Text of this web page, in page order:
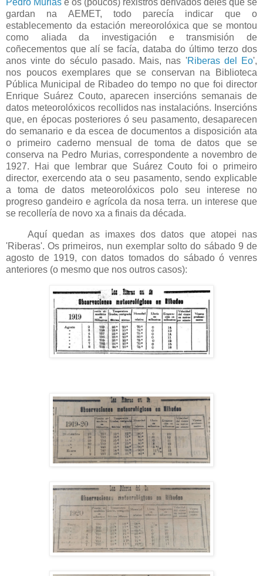
Pedro Murias e os (poucos) rexistros derivados deles que se
gardan na AEMET, todo parecía indicar que o
establecemento da estación mereorolóxica que se montou
como aliada da investigación e transmisión de
coñecementos que alí se facía, databa do último terzo dos
anos vinte do século pasado. Mais, nas 'Riberas del Eo',
nos poucos exemplares que se conservan na Biblioteca
Pública Municipal de Ribadeo do tempo no que foi director
Enrique Suárez Couto, aparecen insercións semanais de
datos meteorolóxicos recollidos nas instalacións. Insercións
que, en épocas posteriores ó seu pasamento, desaparecen
do semanario e da escea de documentos a disposición ata
o primeiro caderno mensual de toma de datos que se
conserva na Pedro Murias, correspondente a novembro de
1927. Hai que lembrar que Suárez Couto foi o primeiro
director, exercendo ata o seu pasamento, sendo explicable
a toma de datos meteorolóxicos polo seu interese no
progreso gandeiro e agrícola da nosa terra. un interese que
se recollería de novo xa a finais da década.
Aquí quedan as imaxes dos datos que atopei nas
'Riberas'. Os primeiros, nun exemplar solto do sábado 9 de
agosto de 1919, con datos tomados do sábado ó venres
anteriores (o mesmo que nos outros casos):